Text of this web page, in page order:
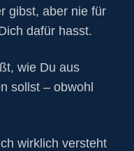
gibst, aber nie für
dafür hasst.
wie Du aus
sollst – obwohl
wirklich versteht